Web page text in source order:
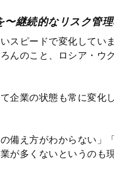
〜継続的なリスク管
スピードで変化していま
んのこと、ロシア・
企業の状態も常に変
備え方がわからない
が多くないというのも現